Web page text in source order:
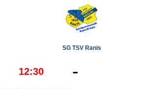
SG TSV Ranis
12:30 -